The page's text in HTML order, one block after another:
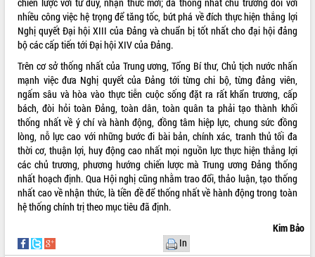
Xây dựng nông thôn mới: Nâng cao đời
sống người dân từ những mô hình thiết
thực
Quyết liệt tháo gỡ vướng mắc, đẩy
nhanh tiến độ các dự án trọng điểm
trong Khu kinh tế Nam Phú Yên
Hòn Yến phát triển du lịch gắn với bảo
tồn biển
Lấy ý kiến điều chỉnh Quy hoạch tỉnh
Đắk Lắk thời kỳ 2021-2030, tầm nhìn
đến năm 2050
Phát động chiến dịch 30 ngày đêm
giải phóng mặt bằng Tuyến đường bộ
ven biển
II/2026
chiến lược với tư duy, nhận thức mới; đã thống nhất chủ trương đối với
nhiều công việc hệ trọng để tăng tốc, bứt phá về đích thực hiện thắng lợi
Nghị quyết Đại hội XIII của Đảng và chuẩn bị tốt nhất cho đại hội đảng
bộ các cấp tiến tới Đại hội XIV của Đảng.
Trên cơ sở thống nhất của Trung ương, Tổng Bí thư, Chủ tịch nước nhấn
mạnh việc đưa Nghị quyết của Đảng tới từng chi bộ, từng đảng viên,
ngấm sâu và hòa vào thực tiễn cuộc sống đặt ra rất khẩn trương, cấp
bách, đòi hỏi toàn Đảng, toàn dân, toàn quân ta phải tạo thành khối
thống nhất về ý chí và hành động, đồng tâm hiệp lực, chung sức đồng
lòng, nỗ lực cao với những bước đi bài bản, chính xác, tranh thủ tối đa
thời cơ, thuận lợi, huy động cao nhất mọi nguồn lực thực hiện thắng lợi
các chủ trương, phương hướng chiến lược mà Trung ương Đảng thống
nhất hoạch định. Qua Hội nghị cũng nhằm trao đổi, thảo luận, tạo thống
nhất cao về nhận thức, là tiền đề để thống nhất về hành động trong toàn
hệ thống chính trị theo mục tiêu đã định.
Kim Bảo
In